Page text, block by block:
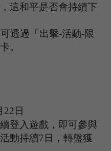
這和平是否會持續下
透過「 出擊-活動-限
。
22 日
登入遊戲，即可參與
動持續7日，轉盤獲